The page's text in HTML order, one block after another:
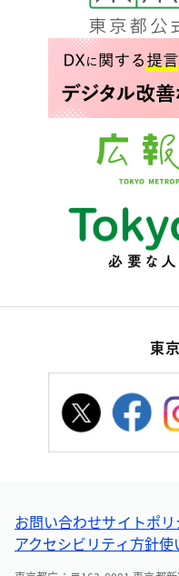
東
お問い合わせサイトポ
アクセシビリティ方針使